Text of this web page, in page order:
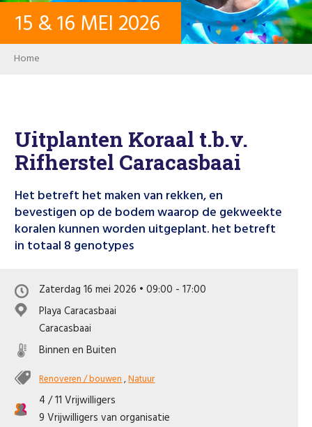
CONTACT
WACHTWOORD
Zoeken
15 &16 MEI 2026
Breadcrumb
Home
Uitplanten Koraal t.b.v.
Rifherstel Caracasbaai
Het betreft het maken van rekken, en
bevestigen op de bodem waarop de gekweekte
koralen kunnen worden uitgeplant. het betreft
in totaal 8 genotypes
Zaterdag 16 mei 2026 • 09:00 - 17:00
Playa Caracasbaai
Caracasbaai
Binnen en Buiten
Renoveren / bouwen,Natuur
4 / 11 Vrijwilligers
9 Vrijwilligers van organisatie